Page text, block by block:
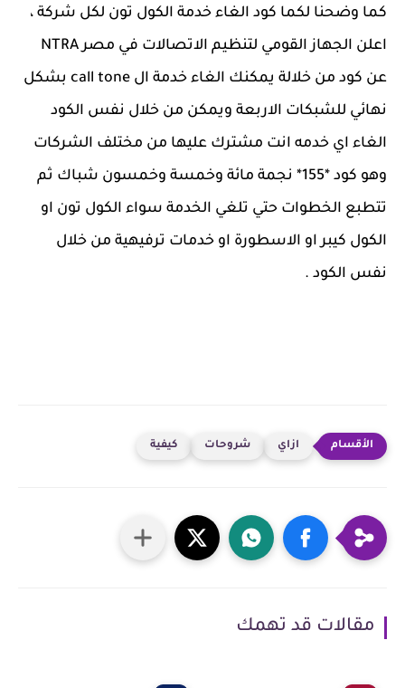
كما وضحنا لكما كود الغاء خدمة الكول تون لكل شركة ،
اعلن الجهاز القومي لتنظيم الاتصالات في مصر NTRA
عن كود من خلالة يمكنك الغاء خدمة ال call tone بشكل
نهائي للشبكات الاربعة ويمكن من خلال نفس الكود
الغاء اي خدمه انت مشترك عليها من مختلف الشركات
وهو كود *155* نجمة مائة وخمسة وخمسون شباك ثم
تتطبع الخطوات حتي تلغي الخدمة سواء الكول تون او
الكول كيبر او الاسطورة او خدمات ترفيهية من خلال
نفس الكود .
ازاي شروحات كيفية
مقالات قد تهمك